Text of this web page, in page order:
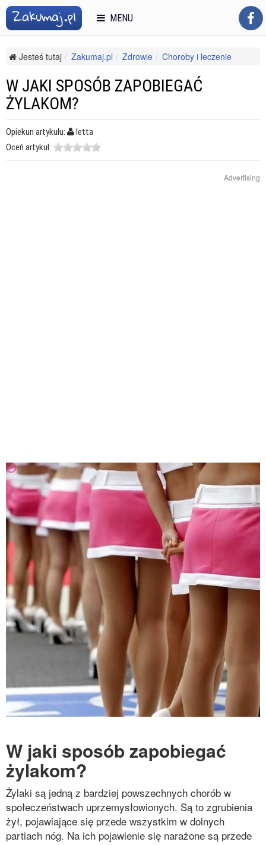
Jesteś tutaj Zakumaj.pl Zdrowie
Choroby i leczenie
W jaki sposób zapobiegać żylakom?
W JAKI SPOSÓB ZAPOBIEGAĆ
ŻYLAKOM?
Opiekun artykułu:
letta
Oceń artykuł:
Advertising
W jaki sposób zapobiegać
żylakom?
Żylaki są jedną z bardziej powszechnych chorób w
społeczeństwach uprzemysłowionych. Są to zgrubienia
żył, pojawiające się przede wszystkim w dolnych
partiach nóg. Na ich pojawienie się narażone są przede
MENU